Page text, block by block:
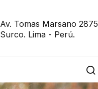
Av. Tomas Marsano 2875
Surco. Lima - Perú.